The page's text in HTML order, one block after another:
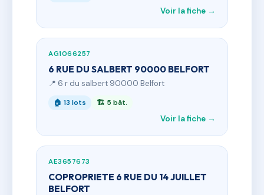
Voir la fiche →
AG1066257
6 RUE DU SALBERT 90000 BELFORT
📍 6 r du salbert 90000 Belfort
🏠 13 lots 🏗 5 bât.
Voir la fiche →
AE3657673
COPROPRIETE 6 RUE DU 14 JUILLET
BELFORT